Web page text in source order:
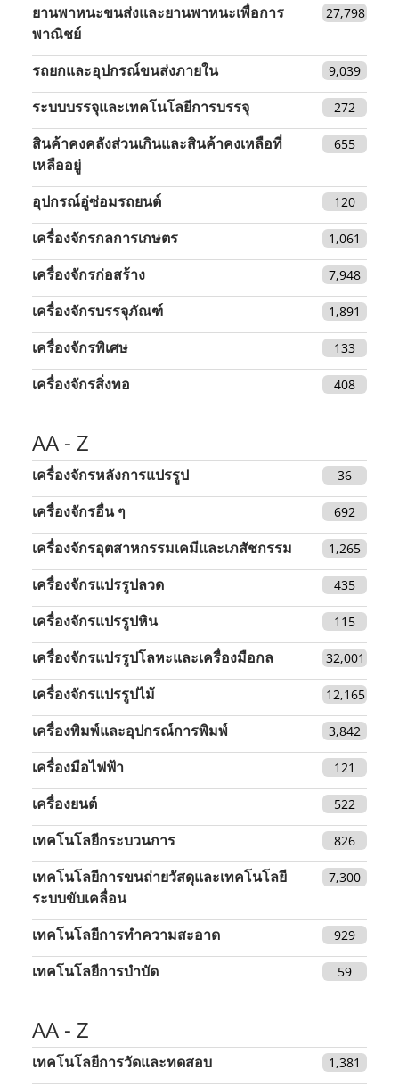
ยานพาหนะขนส่งและยานพาหนะเพื่อการ
พาณิชย์
27,798
รถยกและอุปกรณ์ขนส่งภายใน 9,039
ระบบบรรจุและเทคโนโลยีการบรรจุ 272
สินค้าคงคลังส่วนเกินและสินค้าคงเหลือที่
เหลืออยู่
655
อุปกรณ์อู่ซ่อมรถยนต์ 120
เครื่องจักรกลการเกษตร 1,061
เครื่องจักรก่อสร้าง 7,948
เครื่องจักรบรรจุภัณฑ์ 1,891
เครื่องจักรพิเศษ 133
เครื่องจักรสิ่งทอ 408
AA - Z
เครื่องจักรหลังการแปรรูป 36
เครื่องจักรอื่น ๆ 692
เครื่องจักรอุตสาหกรรมเคมีและเภสัชกรรม 1,265
เครื่องจักรแปรรูปลวด 435
เครื่องจักรแปรรูปหิน 115
เครื่องจักรแปรรูปโลหะและเครื่องมือกล 32,001
เครื่องจักรแปรรูปไม้ 12,165
เครื่องพิมพ์และอุปกรณ์การพิมพ์ 3,842
เครื่องมือไฟฟ้า 121
เครื่องยนต์ 522
เทคโนโลยีกระบวนการ 826
เทคโนโลยีการขนถ่ายวัสดุและเทคโนโลยี
ระบบขับเคลื่อน
7,300
เทคโนโลยีการทำความสะอาด 929
เทคโนโลยีการบำบัด 59
AA - Z
เทคโนโลยีการวัดและทดสอบ 1,381